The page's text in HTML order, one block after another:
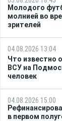
Молодого
молнией во
зрителей
04.08.2026 13:04
Что известно
ВСУ на
человек
04.08.2026 15:00
в первом